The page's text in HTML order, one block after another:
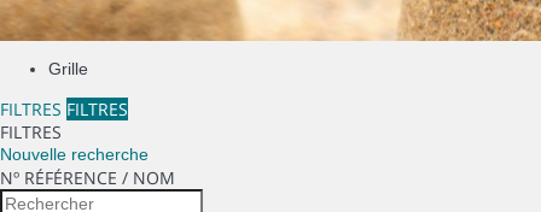
Grille
FILTRES FILTRES
FILTRES
Nouvelle recherche
Nº RÉFÉRENCE / NOM